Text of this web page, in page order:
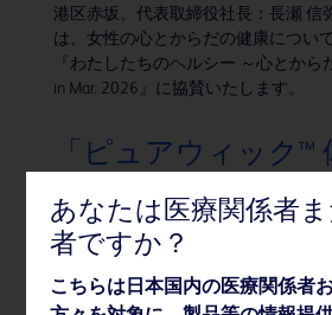
港区赤坂、代表取締役社長：長瀬 信
は、女性の心とからだの健康につい
『わたしたちのヘルシー ～心とから
in Mar. 2026』に協賛いたします。
「ピュアウィック™
ーテル」女性用、男
新発売
BDのグループ会社である株式会社メ
阪府大阪市、代表取締役社長：長瀬
月16日、体内に留置しない非侵襲的
あなたは医療関係者
者ですか？
こちらは日本国内の医療関係者